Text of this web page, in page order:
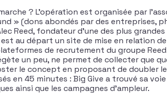
? L’opération est organisée par
» (dons abondés par des entreprises,
Reed, fondateur d’une des plus
au départ un site de mise en relation
de recrutement du groupe
un peu, ne permet de collecter que
le concept en proposant de doubler
en 45 minutes : Big Give a trouvé sa
ainsi que les campagnes d’ampleur.